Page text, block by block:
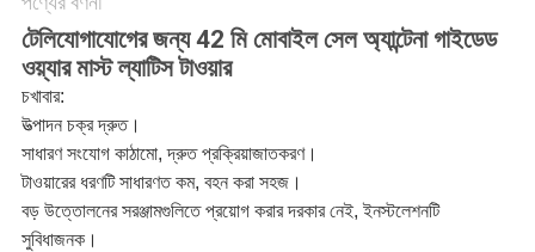
টেলিযোগাযোগের জন্য 42 মি মোবাইল সেল অ্যান্টেনা গাইডেড
ওয়্যার মাস্ট ল্যাটিস টাওয়ার
চখাবার:
উত্পাদন চক্র দ্রুত।
সাধারণ সংযোগ কাঠামো, দ্রুত প্রক্রিয়াজাতকরণ।
টাওয়ারের ধরণটি সাধারণত কম, বহন করা সহজ।
বড় উত্তোলনের সরঞ্জামগুলিতে প্রয়োগ করার দরকার নেই, ইনস্টলেশনটি
সুবিধাজনক।